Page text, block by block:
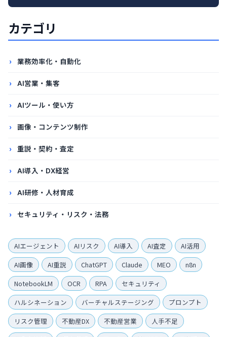
カテゴリ
業務効率化・自動化
AI営業・集客
AIツール・使い方
画像・コンテンツ制作
重説・契約・査定
AI導入・DX経営
AI研修・人材育成
セキュリティ・リスク・法務
AIエージェント AIリスク AI導入 AI査定
AI活用
AI画像
AI重説 ChatGPT Claude MEO
n8n
NotebookLM
OCR RPA
セキュリティ
ハルシネーション
バーチャルステージング
プロンプト
リスク管理
不動産DX 不動産営業
人手不足